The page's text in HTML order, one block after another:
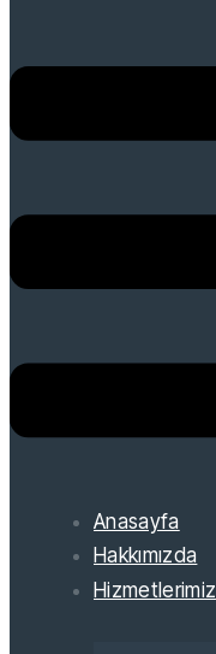
Anasayfa
Hakkımızda
Hizmetlerimiz